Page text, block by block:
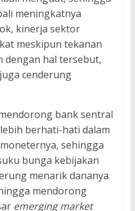
meningkatnya
kinerja sektor
meskipun tekanan
dengan hal tersebut,
cenderung
bank sentral
berhati-hati dalam
sehingga
bunga kebijakan
menarik dananya
mendorong
emerging market